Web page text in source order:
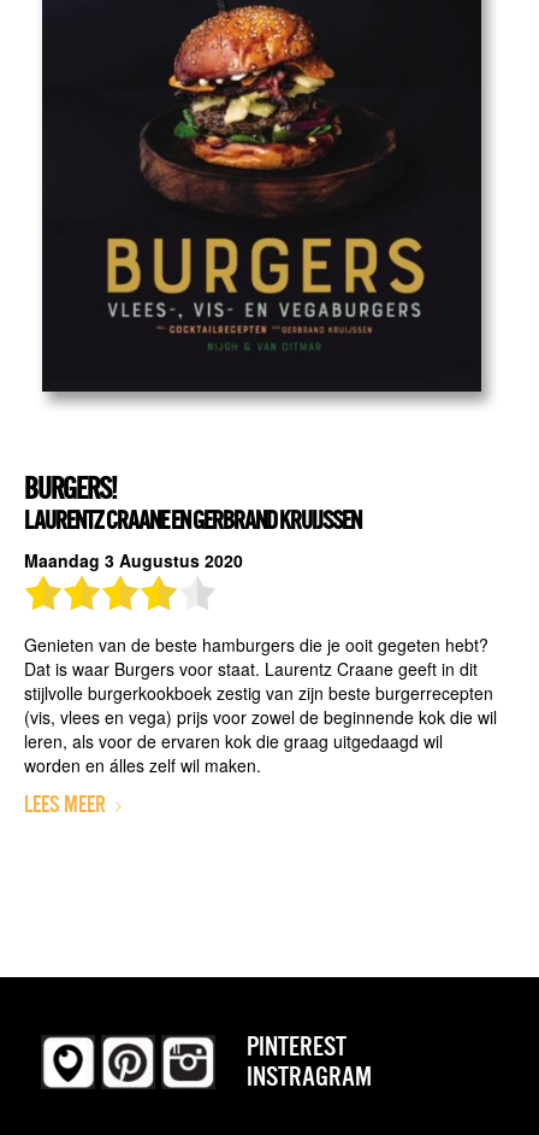
BURGERS!
LAURENTZ CRAANE EN GERBRAND KRUIJSSEN
Maandag 3 Augustus 2020
Genieten van de beste hamburgers die je ooit gegeten hebt?
Dat is waar Burgers voor staat. Laurentz Craane geeft in dit
stijlvolle burgerkookboek zestig van zijn beste burgerrecepten
(vis, vlees en vega) prijs voor zowel de beginnende kok die wil
leren, als voor de ervaren kok die graag uitgedaagd wil
worden en álles zelf wil maken.
LEES MEER
PINTEREST
INSTRAGRAM